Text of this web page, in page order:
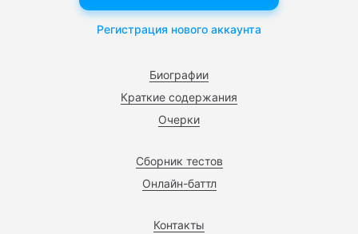
Биографии
Краткие содержания
Очерки
Сборник тестов
Онлайн-баттл
Контакты
Регистрация нового аккаунта